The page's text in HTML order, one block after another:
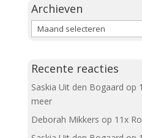
Archieven
Archieven
Recente reacties
Saskia Uit den Bogaard op
meer
Deborah Mikkers op 11x